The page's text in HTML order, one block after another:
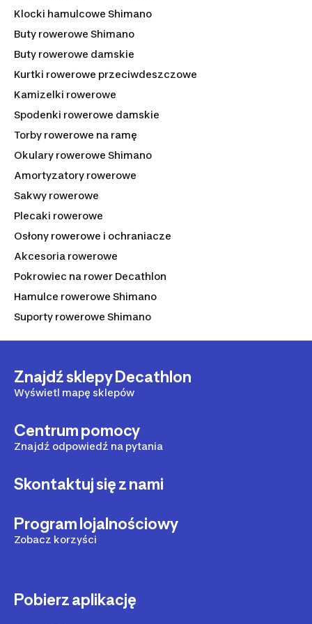
Klocki hamulcowe Shimano
Buty rowerowe Shimano
Buty rowerowe damskie
Kurtki rowerowe przeciwdeszczowe
Kamizelki rowerowe
Spodenki rowerowe damskie
Torby rowerowe na ramę
Okulary rowerowe Shimano
Amortyzatory rowerowe
Sakwy rowerowe
Plecaki rowerowe
Osłony rowerowe i ochraniacze
Akcesoria rowerowe
Pokrowiec na rower Decathlon
Hamulce rowerowe Shimano
Suporty rowerowe Shimano
Znajdź sklepy Decathlon
Wyświetl mapę sklepów
Centrum pomocy
Znajdź odpowiedź na pytania
Skontaktuj się z nami
Program lojalnościowy
Zobacz korzyści
Pobierz aplikację